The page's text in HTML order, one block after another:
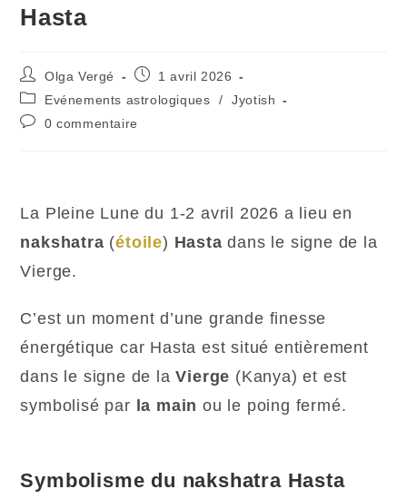
Hasta
Olga Vergé
1 avril 2026
Evénements astrologiques
/
Jyotish
0 commentaire
La Pleine Lune du 1-2 avril 2026 a lieu en
nakshatra (étoile) Hasta dans le signe de la
Vierge.
C’est un moment d’une grande finesse
énergétique car Hasta est situé entièrement
dans le signe de laVierge (Kanya) et est
symbolisé par la mainou le poing fermé.
Symbolisme du nakshatra Hasta